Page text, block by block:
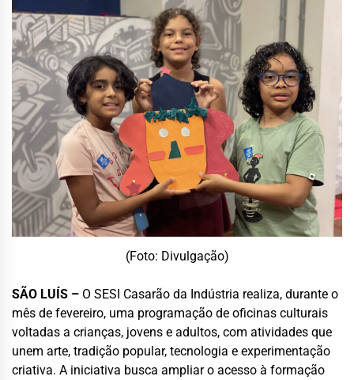
(Foto: Divulgação)
SÃO LUÍS – O SESI Casarão da Indústria realiza, durante o
mês de fevereiro, uma programação de oficinas culturais
voltadas a crianças, jovens e adultos, com atividades que
unem arte, tradição popular, tecnologia e experimentação
criativa. A iniciativa busca ampliar o acesso à formação